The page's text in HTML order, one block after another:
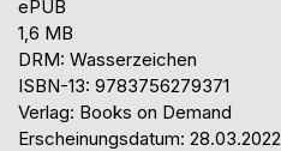
ePUB
1,6 MB
DRM: Wasserzeichen
ISBN-13: 9783756279371
Verlag: Books on Demand
Erscheinungsdatum: 28.03.2022